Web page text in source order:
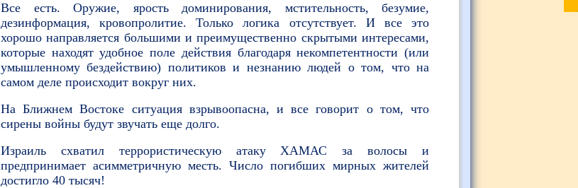
Все есть. Оружие, ярость доминирования, мстительность, безумие,
дезинформация, кровопролитие. Только логика отсутствует. И все это
хорошо направляется большими и преимущественно скрытыми интересами,
которые находят удобное поле действия благодаря некомпетентности (или
умышленному бездействию) политиков и незнанию людей о том, что на
самом деле происходит вокруг них.
На Ближнем Востоке ситуация взрывоопасна, и все говорит о том, что
сирены войны будут звучать еще долго.
Израиль схватил террористическую атаку ХАМАС за волосы и
предпринимает асимметричную месть. Число погибших мирных жителей
достигло 40 тысяч!